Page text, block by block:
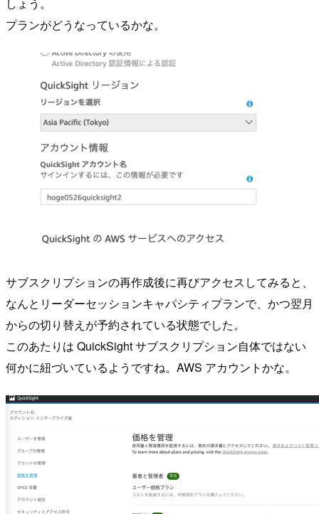
プランがどうなっているかな。
サブスクリプションの再作成後に再びアクセスしてみると、
なんとリーダーセッションキャパシティプランで、かつ翌月
からの切り替えが予約されている状態でした。
このあたりは QuickSight サブスクリプション自体ではない
何かに紐づいているようですね。AWS アカウントかな。